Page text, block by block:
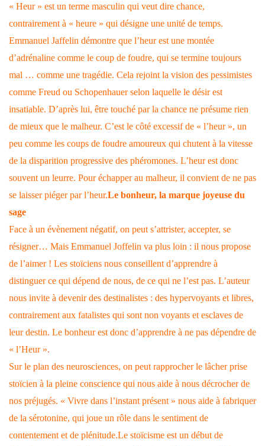
« Heur » est un terme masculin qui veut dire chance,
contrairement à « heure » qui désigne une unité de temps.
Emmanuel Jaffelin démontre que l’heur est une montée
d’adrénaline comme le coup de foudre, qui se termine toujours
mal … comme une tragédie. Cela rejoint la vision des pessimistes
comme Freud ou Schopenhauer selon laquelle le désir est
insatiable. D’après lui, être touché par la chance ne présume rien
de mieux que le malheur. C’est le côté excessif de « l’heur », un
peu comme les coups de foudre amoureux qui chutent à la vitesse
de la disparition progressive des phéromones. L’heur est donc
souvent un leurre. Pour échapper au malheur, il convient de ne pas
se laisser piéger par l’heur.Le bonheur, la marque joyeuse du
sage
Face à un évènement négatif, on peut s’attrister, accepter, se
résigner… Mais Emmanuel Joffelin va plus loin : il nous propose
de l’aimer ! Les stoïciens nous conseillent d’apprendre à
distinguer ce qui dépend de nous, de ce qui ne l’est pas. L’auteur
nous invite à devenir des destinalistes : des hypervoyants et libres,
contrairement aux fatalistes qui sont non voyants et esclaves de
leur destin. Le bonheur est donc d’apprendre à ne pas dépendre de
« l’Heur ».
Sur le plan des neurosciences, on peut rapprocher le lâcher prise
stoïcien à la pleine conscience qui nous aide à nous décrocher de
nos préjugés. « Vivre dans l’instant présent » nous aide à fabriquer
de la sérotonine, qui joue un rôle dans le sentiment de
contentement et de plénitude.Le stoïcisme est un début de